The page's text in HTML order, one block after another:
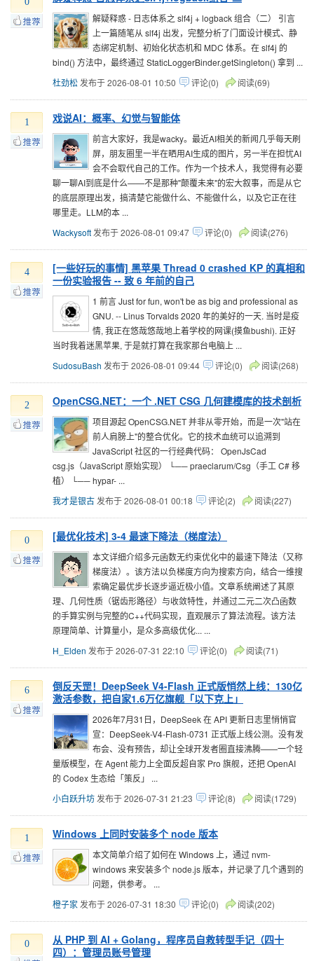
解疑释惑 - 日志体系之 slf4j + logback 组合（二） 引言
上一篇随笔从 slf4j 出发，完整分析了门面设计模式、静
态绑定机制、初始化状态机和 MDC 体系。在 slf4j 的
bind() 方法中，最终通过 StaticLoggerBinder.getSingleton() 拿到 ...
杜劲松 发布于 2026-08-01 10:50 评论(0) 阅读(69)
1 戏说AI：概率、幻觉与智能体
前言大家好，我是wacky。最近AI相关的新闻几乎每天刷
屏，朋友圈里一半在晒用AI生成的图片，另一半在担忧AI
会不会取代自己的工作。作为一个技术人，我觉得有必要
聊一聊AI到底是什么——不是那种"颠覆未来"的宏大叙事，而是从它
的底层原理出发，搞清楚它能做什么、不能做什么，以及它正在往
哪里走。LLM的本 ...
Wackysoft 发布于 2026-08-01 09:47 评论(0) 阅读(276)
4
[一些好玩的事情] 黑苹果 Thread 0 crashed KP 的真相和
一份实验报告 -- 致 6 年前的自己
1 前言 Just for fun, won't be as big and professional as
GNU. -- Linus Torvalds 2020 年的美好的一天. 当时是疫
情, 我正在悠哉悠哉地上着学校的网课(摸鱼bushi). 正好
当时我着迷黑苹果, 于是就打算在我家那台电脑上 ...
SudosuBash 发布于 2026-08-01 09:44 评论(0) 阅读(268)
2 OpenCSG.NET：一个 .NET CSG 几何建模库的技术剖析
项目源起 OpenCSG.NET 并非从零开始，而是一次"站在
前人肩膀上"的整合优化。它的技术血统可以追溯到
JavaScript 社区的一行经典代码： OpenJsCad
csg.js（JavaScript 原始实现） └── praeclarum/Csg（手工 C# 移
植） └── hypar- ...
我才是银古 发布于 2026-08-01 00:18 评论(2) 阅读(227)
0 [最优化技术] 3-4 最速下降法（梯度法）
本文详细介绍多元函数无约束优化中的最速下降法（又称
梯度法）。该方法以负梯度方向为搜索方向，结合一维搜
索确定最优步长逐步逼近极小值。文章系统阐述了其原
理、几何性质（锯齿形路径）与收敛特性，并通过二元二次凸函数
的手算实例与完整的C++代码实现，直观展示了算法流程。该方法
原理简单、计算量小，是众多高级优化... ...
H_Elden 发布于 2026-07-31 22:10 评论(0) 阅读(71)
6
倒反天罡！DeepSeek V4-Flash 正式版悄然上线：130亿
激活参数，把自家1.6万亿旗舰「以下克上」
2026年7月31日，DeepSeek 在 API 更新日志里悄悄官
宣：DeepSeek-V4-Flash-0731 正式版上线公测。没有发
布会、没有预告，却让全球开发者圈直接沸腾——一个轻
量版模型，在 Agent 能力上全面反超自家 Pro 旗舰，还把 OpenAI
的 Codex 生态给「策反」 ...
小白跃升坊 发布于 2026-07-31 21:23 评论(8) 阅读(1729)
1 Windows 上同时安装多个 node 版本
本文简单介绍了如何在 Windows 上，通过 nvm-
windows 来安装多个 node.js 版本，并记录了几个遇到的
问题，供参考。 ...
橙子家 发布于 2026-07-31 18:30 评论(0) 阅读(202)
0
从 PHP 到 AI + Golang，程序员自救转型手记（四十
四）：管理员账号管理